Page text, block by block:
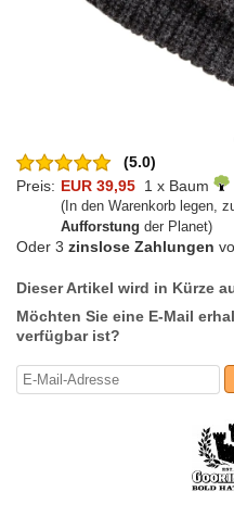
(5.0)
Preis: EUR 39,95 1 x Baum
(In den Warenkorb legen,
Aufforstung der Planet)
Oder 3 zinslose Zahlungen
Dieser Artikel wird in Kürze
Möchten Sie eine E-Mail
verfügbar ist?